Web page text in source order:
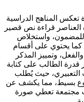
المناهج الدراسية
قراءة نص قصير
واستخلاص
كما يحتوي على أقسام
وتمييز المذكر
قدرة الطالب على كتابة
التعبيري، حيث يُطلب
بسيط، مما يكشف عن
مجتمعة تعطي صورة